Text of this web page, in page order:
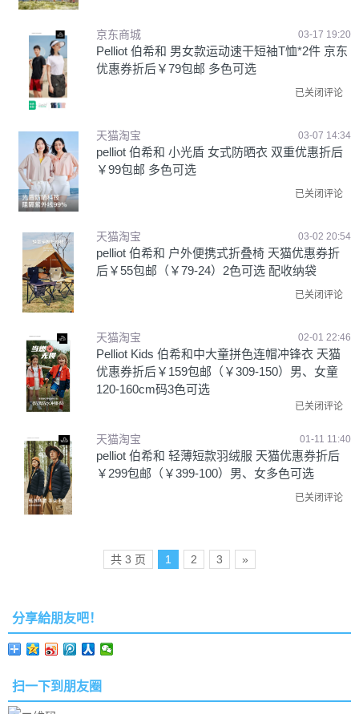
京东商城 03-17 19:20
Pelliot 伯希和 男女款运动速干短袖T恤*2件 京东
优惠券折后￥79包邮 多色可选
已关闭评论
天猫淘宝 03-07 14:34
pelliot 伯希和 小光盾 女式防晒衣 双重优惠折后
￥99包邮 多色可选
已关闭评论
天猫淘宝 03-02 20:54
pelliot 伯希和 户外便携式折叠椅 天猫优惠券折
后￥55包邮（￥79-24）2色可选 配收纳袋
已关闭评论
天猫淘宝 02-01 22:46
Pelliot Kids 伯希和中大童拼色连帽冲锋衣 天猫
优惠券折后￥159包邮（￥309-150）男、女童
120-160cm码3色可选
已关闭评论
天猫淘宝 01-11 11:40
pelliot 伯希和 轻薄短款羽绒服 天猫优惠券折后
￥299包邮（￥399-100）男、女多色可选
已关闭评论
共 3 页 1 2 3 »
分享給朋友吧！
扫一下到朋友圈